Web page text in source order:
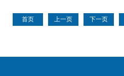
首页 上一页 下一页